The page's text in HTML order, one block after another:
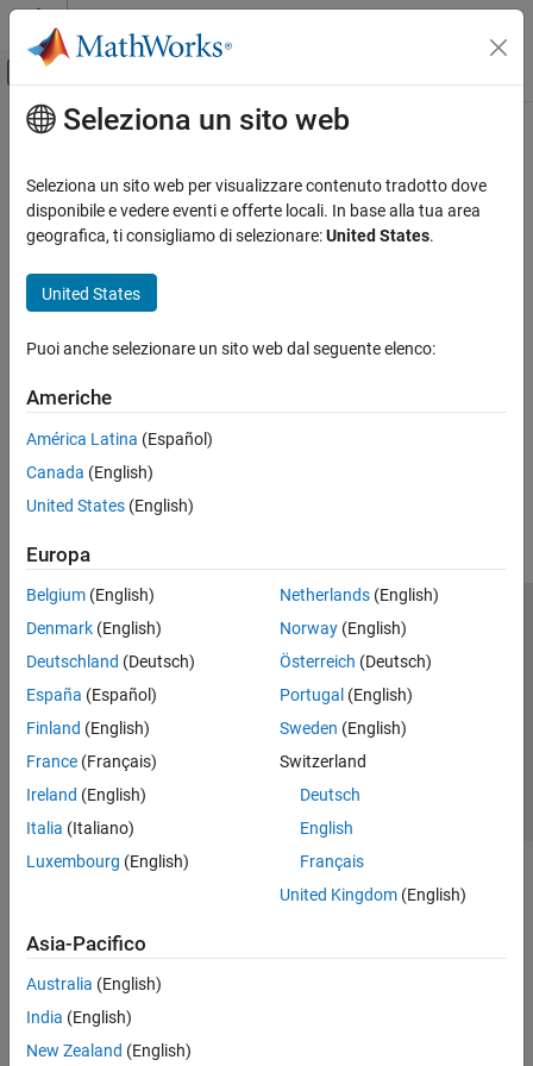
Vai al contenuto
Attiva/disattiva menu di navigazione
Pagina iniziale della documentazione
Contenuto principale
Seleziona un sito web
Seleziona un sito web per visualizzare contenuto tradotto dove
disponibile e vedere eventi e offerte locali. In base alla tua area
geografica, ti consigliamo di selezionare:United States.
United States
Puoi anche selezionare un sito web dal seguente elenco:
Americhe
América Latina (Español)
Canada (English)
United States (English)
Europa
Belgium (English)
Denmark (English)
Deutschland (Deutsch)
España (Español)
Finland (English)
France (Français)
Ireland (English)
Italia (Italiano)
Luxembourg (English)
Netherlands(English)
Norway(English)
Österreich (Deutsch)
Portugal (English)
Sweden (English)
Switzerland
Deutsch
English
Français
United Kingdom(English)
Asia-Pacifico
Australia (English)
India (English)
New Zealand (English)
Centro di fiducia
Informativa sulla privacy
Antipirateria
Stato dell'applicazione
Contatti
© 1994-2026 The MathWorks, Inc.